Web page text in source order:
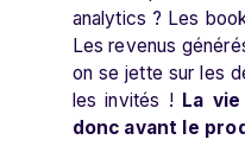
analytics ? Les
Les revenus
on se jette sur les
les invités ! La
donc avant le